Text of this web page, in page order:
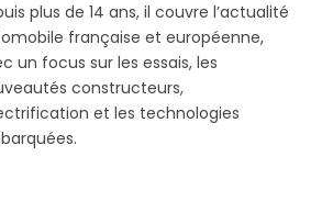
plus de 14 ans, il couvre l’actualité
française et européenne,
un focus sur les essais, les
constructeurs,
et les technologies